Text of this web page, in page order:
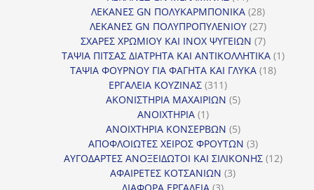
προϊόντα
ΛΕΚΑΝΕΣ GN ΠΟΛΥΚΑΡΜΠΟΝΙΚΑ 2828
προϊόντα
ΛΕΚΑΝΕΣ GN ΠΟΛΥΠΡΟΠΥΛΕΝΙΟΥ 2727
προϊόντα
ΣΧΑΡΕΣ ΧΡΩΜΙΟΥ ΚΑΙ INOX ΨΥΓΕΙΩΝ 77
προϊόντα
ΤΑΨΙΑ ΠΙΤΣΑΣ ΔΙΑΤΡΗΤΑ ΚΑΙ ΑΝΤΙΚΟΛΛΗΤΙΚΑ 11
ΤΑΨΙΑ ΦΟΥΡΝΟΥ ΓΙΑ ΦΑΓΗΤΑ ΚΑΙ ΓΛΥΚΑ 1818
ΕΡΓΑΛΕΙΑ ΚΟΥΖΙΝΑΣ 311311
προϊόντα
ΑΚΟΝΙΣΤΗΡΙΑ ΜΑΧΑΙΡΙΩΝ 55
ΑΝΟΙΧΤΗΡΙΑ 11
προϊόν
ΑΝΟΙΧΤΗΡΙΑ ΚΟΝΣΕΡΒΩΝ 55
προϊόντα
ΑΠΟΦΛΟΙΩΤΕΣ ΧΕΙΡΟΣ ΦΡΟΥΤΩΝ 33
προϊόντα
ΑΥΓΟΔΑΡΤΕΣ ΑΝΟΞΕΙΔΩΤΟΙ ΚΑΙ ΣΙΛΙΚΟΝΗΣ 1212
ΑΦΑΙΡΕΤΕΣ ΚΟΤΣΑΝΙΩΝ 33
ΔΙΑΦΟΡΑ ΕΡΓΑΛΕΙΑ 33